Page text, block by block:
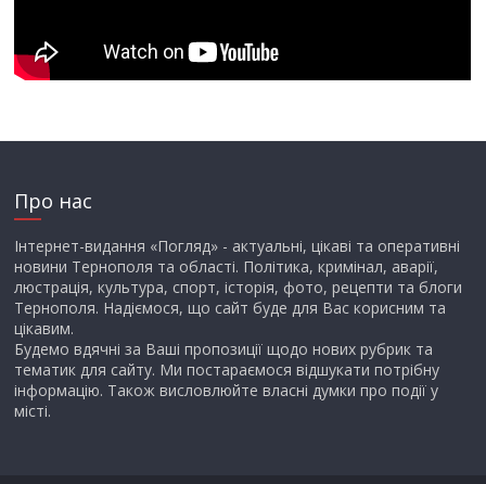
Про нас
Інтернет-видання «Погляд» - актуальні, цікаві та оперативні
новини Тернополя та області. Політика, кримінал, аварії,
люстрація, культура, спорт, історія, фото, рецепти та блоги
Тернополя. Надіємося, що сайт буде для Вас корисним та
цікавим.
Будемо вдячні за Ваші пропозиції щодо нових рубрик та
тематик для сайту. Ми постараємося відшукати потрібну
інформацію. Також висловлюйте власні думки про події у
місті.